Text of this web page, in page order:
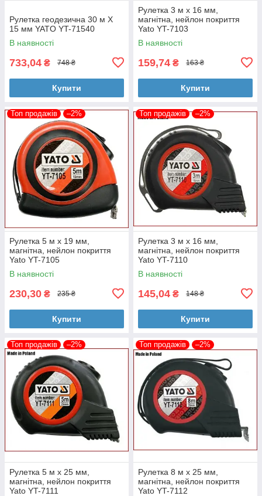
Рулетка геодезична 30 м Х
15 мм YATO YT-71540
В наявності
733,04 ₴ 748 ₴
Купити
Рулетка 3 м x 16 мм,
магнітна, нейлон покриття
Yato YT-7103
В наявності
159,74 ₴ 163 ₴
Купити
Топ продажів –2%
Рулетка 5 м x 19 мм,
магнітна, нейлон покриття
Yato YT-7105
В наявності
230,30 ₴ 235 ₴
Купити
Топ продажів –2%
Рулетка 3 м x 16 мм,
магнітна, нейлон покриття
Yato YT-7110
В наявності
145,04 ₴ 148 ₴
Купити
Топ продажів –2%
Рулетка 5 м x 25 мм,
магнітна, нейлон покриття
Yato YT-7111
Топ продажів –2%
Рулетка 8 м x 25 мм,
магнітна, нейлон покриття
Yato YT-7112